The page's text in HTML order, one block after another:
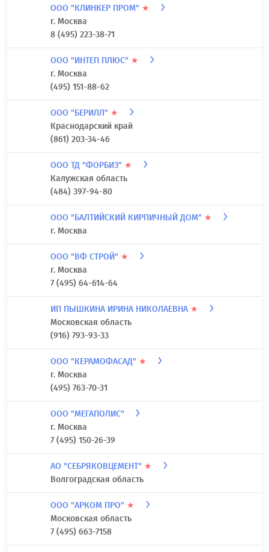
ООО "КЛИНКЕР ПРОМ" ★
г. Москва
8 (495) 223-38-71
ООО "ИНТЕП ПЛЮС" ★
г. Москва
(495) 151-88-62
ООО "БЕРИЛЛ" ★
Краснодарский край
(861) 203-34-46
ООО ТД "ФОРБИЗ" ★
Калужская область
(484) 397-94-80
ООО "БАЛТИЙСКИЙ КИРПИЧНЫЙ ДОМ" ★
г. Москва
ООО "ВФ СТРОЙ" ★
г. Москва
7 (495) 64-614-64
ИП ПЫШКИНА ИРИНА НИКОЛАЕВНА ★
Московская область
(916) 793-93-33
ООО "КЕРАМОФАСАД" ★
г. Москва
(495) 763-70-31
ООО "МЕГАПОЛИС"
г. Москва
7 (495) 150-26-39
АО "СЕБРЯКОВЦЕМЕНТ" ★
Волгоградская область
ООО "АРКОМ ПРО" ★
Московская область
7 (495) 663-7158